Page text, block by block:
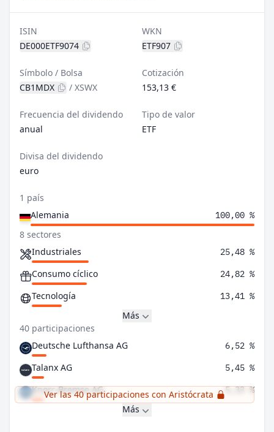
ISIN
DE000ETF9074
WKN
ETF907
Símbolo / Bolsa
CB1MDX
/ XSWX
Cotización
153,13 €
Frecuencia del dividendo
anual
Tipo de valor
ETF
Divisa del dividendo
euro
1 país
Alemania
100,00 %
8 sectores
Industriales
25,48 %
Consumo cíclico 24,82 %
Tecnología 13,41 %
Más
40 participaciones
Deutsche Lufthansa AG
6,52 %
Talanx AG 5,45 %
Knorr-Bremse AG 5,33 %
Ver las 40 participaciones con Aristócrata
Más